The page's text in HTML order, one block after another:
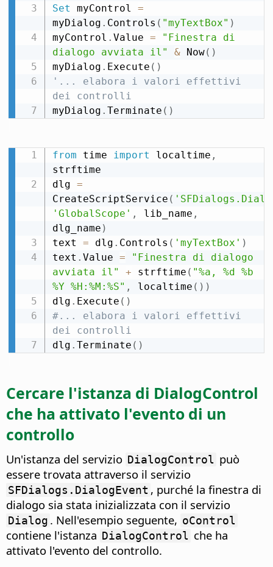
Set myControl =
myDialog . Controls ( "myTextBox" )
myControl . Value =
"Finestra di
dialogo avviata il"
& Now( )
myDialog . Execute ( )
'... elabora i valori effettivi
dei controlli
myDialog . Terminate ( )
from time import localtime ,
strftime
dlg =
CreateScriptService (
'GlobalScope' , lib_name ,
dlg_name )
text = dlg . Controls ( 'myTextBox' )
text . Value =
"Finestra di dialogo
avviata il"
+ strftime ( "%a, %d %b
%Y %H:%M:%S" , localtime ( ) )
dlg . Execute ( )
#... elabora i valori effettivi
dei controlli
dlg . Terminate ( )
Cercare l'istanza di DialogControl
che ha attivato l'evento di un
controllo
Un'istanza del servizio DialogControl può
essere trovata attraverso il servizio
SFDialogs.DialogEvent , purché la finestra di
dialogo sia stata inizializzata con il servizio
Dialog . Nell'esempio seguente, oControl
contiene l'istanza DialogControl che ha
attivato l'evento del controllo.